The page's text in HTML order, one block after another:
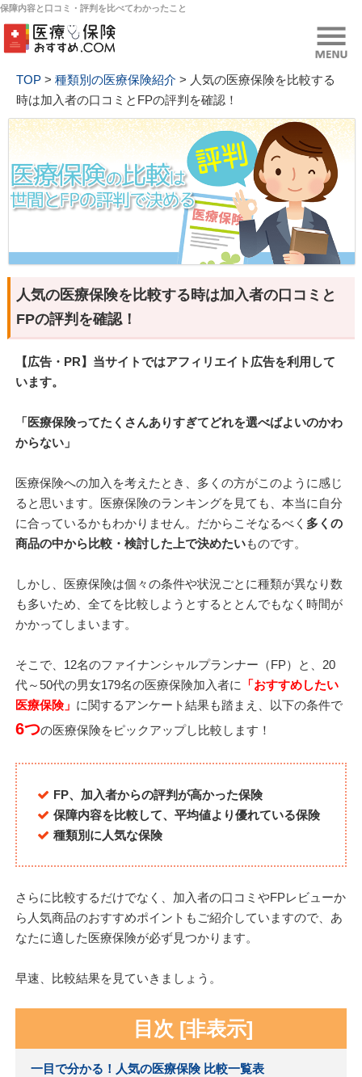
保障内容と口コミ・評判を比べてわかったこと
TOP > 種類別の医療保険紹介 > 人気の医療保険を比較する
時は加入者の口コミとFPの評判を確認！
人気の医療保険を比較する時は加入者の口コミと
FPの評判を確認！
【広告・PR】当サイトではアフィリエイト広告を利用して
います。
「医療保険ってたくさんありすぎてどれを選べばよいのかわ
からない」
医療保険への加入を考えたとき、多くの方がこのように感じ
ると思います。医療保険のランキングを見ても、本当に自分
に合っているかもわかりません。だからこそなるべく 多くの
商品の中から比較・検討した上で決めたいものです。
しかし、医療保険は個々の条件や状況ごとに種類が異なり数
も多いため、全てを比較しようとするととんでもなく時間が
かかってしまいます。
そこで、12名のファイナンシャルプランナー（FP）と、20
代～50代の男女179名の医療保険加入者に 「おすすめしたい
医療保険」 に関するアンケート結果も踏まえ、以下の条件で
6つの医療保険をピックアップし比較します！
FP、加入者からの評判が高かった保険
保障内容を比較して、平均値より優れている保険
種類別に人気な保険
さらに比較するだけでなく、加入者の口コミやFPレビューか
ら人気商品のおすすめポイントもご紹介していますので、あ
なたに適した医療保険が必ず見つかります。
早速、比較結果を見ていきましょう。
目次 [非表示]
一目で分かる！人気の医療保険 比較一覧表